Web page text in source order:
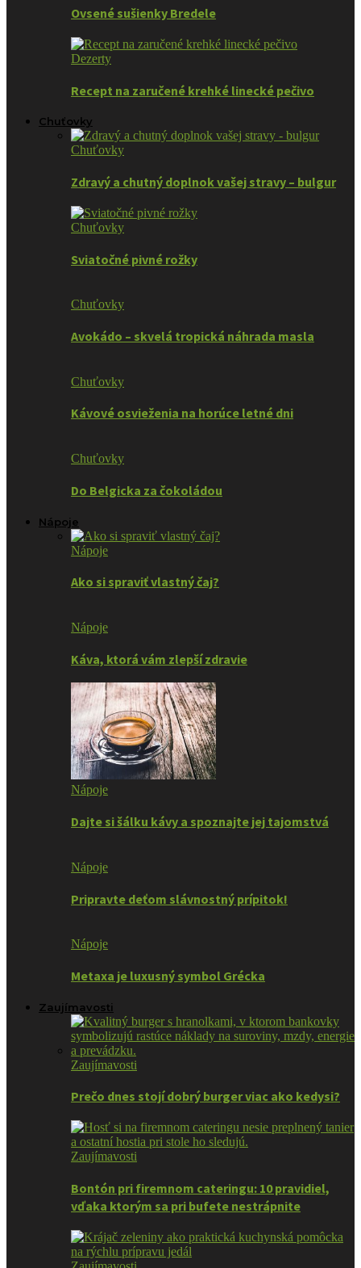
Ovsené sušienky Bredele
Dezerty
Recept na zaručené krehké linecké pečivo
Chuťovky
Chuťovky
Zdravý a chutný doplnok vašej stravy – bulgur
Chuťovky
Sviatočné pivné rožky
Chuťovky
Avokádo – skvelá tropická náhrada masla
Chuťovky
Kávové osvieženia na horúce letné dni
Chuťovky
Do Belgicka za čokoládou
Nápoje
Nápoje
Ako si spraviť vlastný čaj?
Nápoje
Káva, ktorá vám zlepší zdravie
Nápoje
Dajte si šálku kávy a spoznajte jej tajomstvá
Nápoje
Pripravte deťom slávnostný prípitok!
Nápoje
Metaxa je luxusný symbol Grécka
Zaujímavosti
Zaujímavosti
Prečo dnes stojí dobrý burger viac ako kedysi?
Zaujímavosti
Bontón pri firemnom cateringu: 10 pravidiel,
vďaka ktorým sa pri bufete nestrápnite